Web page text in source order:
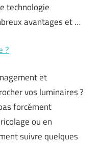
technologie
avantages et …
?
et
vos luminaires ?
forcément
ou en
suivre quelques